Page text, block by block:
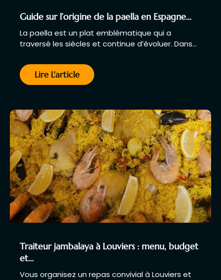
Guide sur l’origine de la paella en Espagne…
La paella est un plat emblématique qui a
traversé les siècles et continue d’évoluer. Dans…
Lire L'article
Traiteur jambalaya à Louviers : menu, budget
et…
Vous organisez un repas convivial à Louviers et